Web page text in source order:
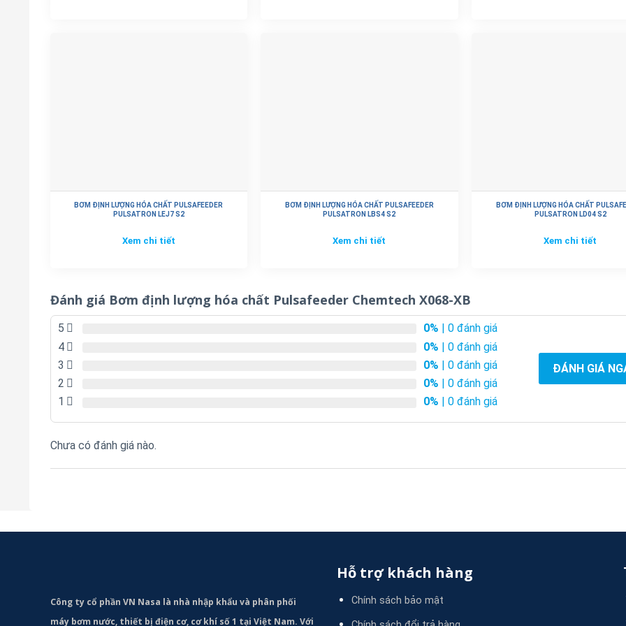
BƠM ĐỊNH LƯỢNG HÓA CHẤT PULSAFEEDER
PULSATRON LEJ7 S2
Xem chi tiết
BƠM ĐỊNH LƯỢNG HÓA CHẤT PULSAFEEDER
PULSATRON LBS4 S2
Xem chi tiết
BƠM ĐỊNH LƯỢNG HÓA CHẤT
PULSATRON LD04 S2
Xem chi tiết
Đánh giá Bơm định lượng hóa chất Pulsafeeder Chemtech X068-XB
5 0% | 0 đánh giá
4
0% | 0 đánh giá
3
0% | 0 đánh giá
2
0% | 0 đánh giá
1
0% | 0 đánh giá
ĐÁNH GIÁ
Chưa có đánh giá nào.
Công ty cổ phần VN Nasa là nhà nhập khẩu và phân phối
máy bơm nước, thiết bị điện cơ, cơ khí số 1 tại Việt Nam. Với
Hỗ trợ khách hàng
Chính sách bảo mật